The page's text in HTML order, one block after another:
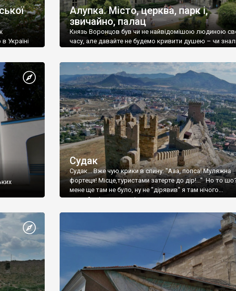
Україні
Алупка. Місто, церква, парк і,
звичайно, палац
Князь Воронцов був чи не найвідомішою людиною
часу, але давайте не будемо кривити душею – чи
Судак
Судак... Вже чую крики в спину: "Ааа, попса! Муляжна
фортеця! Місце,туристами затерте до дір!..." Но то
мене ще там не було, ну не "дірявив" я там нічого...
принаймні до цього літа.